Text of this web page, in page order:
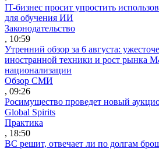
IT-бизнес просит упростить
для обучения ИИ
Законодательство
, 10:59
Утренний обзор за 6 августа:
иностранной техники и рост рынка
национализации
Обзор СМИ
, 09:26
Росимущество проведет новый
Global Spirits
Практика
, 18:50
ВС решит, отвечает ли по долгам